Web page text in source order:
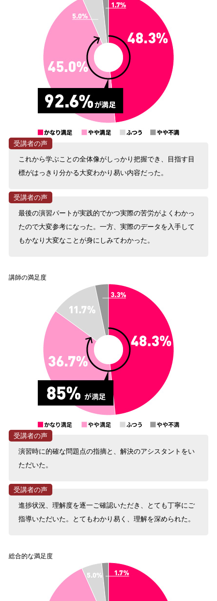
これから学ぶことの全体像がしっかり把握でき、目指す目
標がはっきり分かる大変わかり易い内容だった。
最後の演習パートが実践的でかつ実際の苦労がよくわかっ
たので大変参考になった。一方、実際のデータを入手して
もかなり大変なことが身にしみてわかった。
講師の満足度
演習時に的確な問題点の指摘と、解決のアシスタントをい
ただいた。
進捗状況、理解度を逐一ご確認いただき、とても丁寧にご
指導いただいた。とてもわかり易く、理解を深められた。
総合的な満足度